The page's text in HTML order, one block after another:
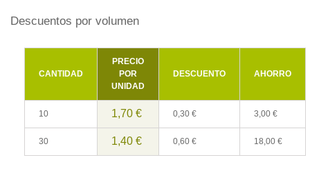
Descuentos por volumen
CANTIDAD
PRECIO
POR
UNIDAD
DESCUENTO AHORRO
10 1,70 € 0,30 € 3,00 €
30 1,40 € 0,60 € 18,00 €